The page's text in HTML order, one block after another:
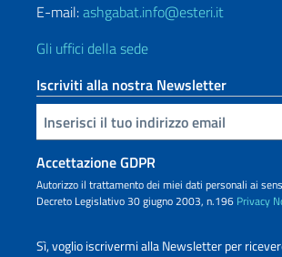
E-mail:ashgabat.info@esteri.it
Gli uffici della sede
Iscriviti alla nostra Newsletter
Inserisci la tua email
Accettazione GDPR
Autorizzo il trattamento dei miei dati personali ai
Decreto Legislativo 30 giugno 2003, n.196 Privacy
Sì, voglio iscrivermi alla Newsletter per